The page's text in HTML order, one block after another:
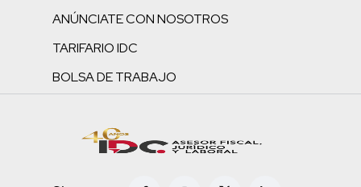
ANÚNCIATE CON NOSOTROS
TARIFARIO IDC
BOLSA DE TRABAJO